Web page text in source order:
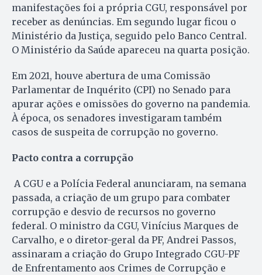
manifestações foi a própria CGU, responsável por
receber as denúncias. Em segundo lugar ficou o
Ministério da Justiça, seguido pelo Banco Central.
O Ministério da Saúde apareceu na quarta posição.
Em 2021, houve abertura de uma Comissão
Parlamentar de Inquérito (CPI) no Senado para
apurar ações e omissões do governo na pandemia.
À época, os senadores investigaram também
casos de suspeita de corrupção no governo.
Pacto contra a corrupção
A CGU e a Polícia Federal anunciaram, na semana
passada, a criação de um grupo para combater
corrupção e desvio de recursos no governo
federal. O ministro da CGU, Vinícius Marques de
Carvalho, e o diretor-geral da PF, Andrei Passos,
assinaram a criação do Grupo Integrado CGU-PF
de Enfrentamento aos Crimes de Corrupção e